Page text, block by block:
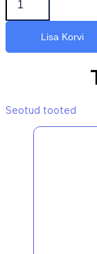
Lisa Korvi
Seotud tooted